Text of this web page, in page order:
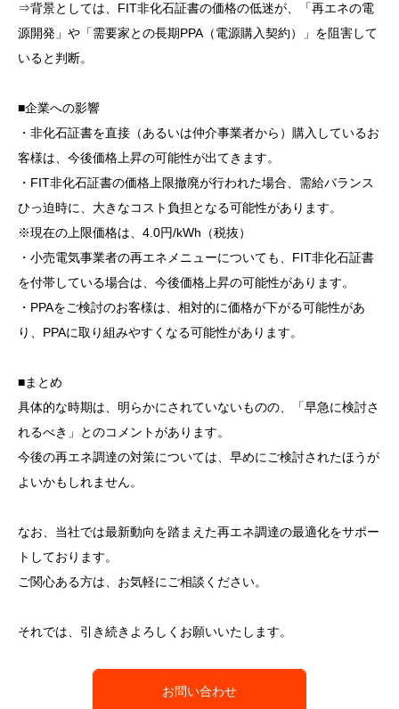
⇒背景としては、FIT非化石証書の価格の低迷が、「再エネの電
源開発」や「需要家との長期PPA（電源購入契約）」を阻害して
いると判断。
■企業への影響
・非化石証書を直接（あるいは仲介事業者から）購入しているお
客様は、今後価格上昇の可能性が出てきます。
・FIT非化石証書の価格上限撤廃が行われた場合、需給バランス
ひっ迫時に、大きなコスト負担となる可能性があります。
※現在の上限価格は、4.0円/kWh（税抜）
・小売電気事業者の再エネメニューについても、FIT非化石証書
を付帯している場合は、今後価格上昇の可能性があります。
・PPAをご検討のお客様は、相対的に価格が下がる可能性があ
り、PPAに取り組みやすくなる可能性があります。
■まとめ
具体的な時期は、明らかにされていないものの、「早急に検討さ
れるべき」とのコメントがあります。
今後の再エネ調達の対策については、早めにご検討されたほうが
よいかもしれません。
なお、当社では最新動向を踏まえた再エネ調達の最適化をサポー
トしております。
ご関心ある方は、お気軽にご相談ください。
それでは、引き続きよろしくお願いいたします。
お問い合わせ